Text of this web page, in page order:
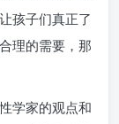
孩子们真正了
理的需要，那
学家的观点和